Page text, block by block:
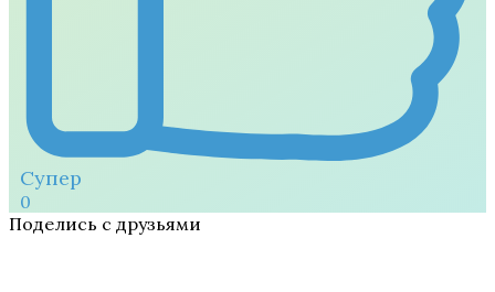
Супер
0
Поделись с друзьями